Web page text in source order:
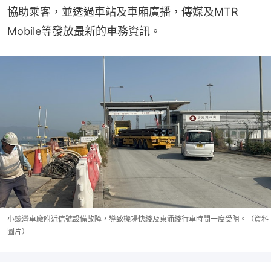
協助乘客，並透過車站及車廂廣播，傳媒及MTR
Mobile等發放最新的車務資訊。
小蠔灣車廠附近信號設備故障，導致機場快綫及東涌綫行車時間一度受阻。（資料
圖片）